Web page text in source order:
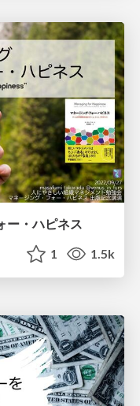
ー・ハピネス
1 1.5k